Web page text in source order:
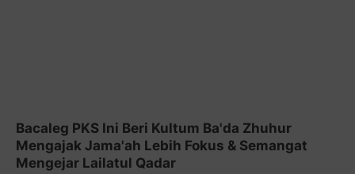
Bacaleg PKS Ini Beri Kultum Ba'da Zhuhur
Mengajak Jama'ah Lebih Fokus & Semangat
Mengejar Lailatul Qadar